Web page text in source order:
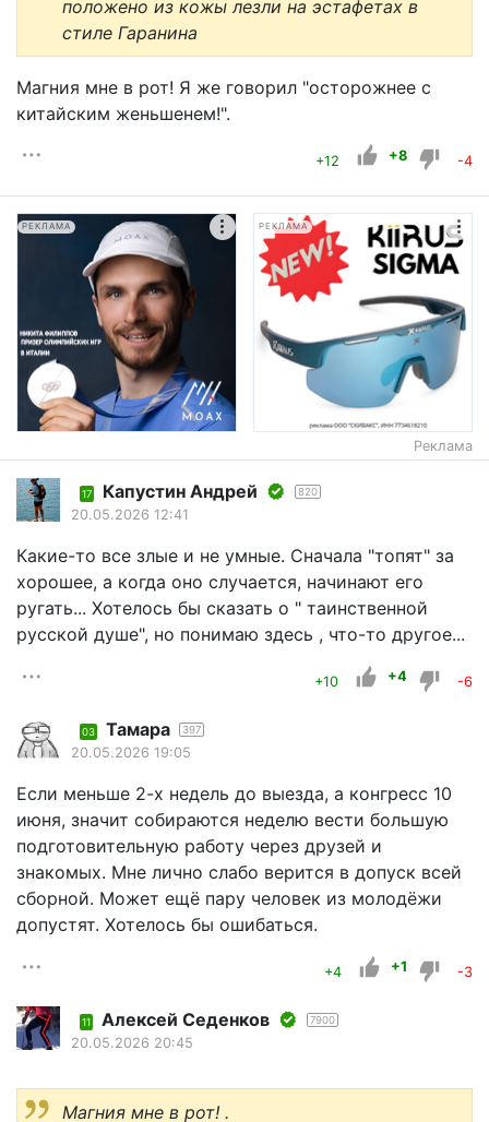
положено из кожы лезли на эстафетах в
стиле Гаранина
Магния мне в рот! Я же говорил "осторожнее с
китайским женьшенем!".
+12 +8 -4
РЕКЛАМА РЕКЛАМА
Реклама
17 Капустин Андрей 820
20.05.2026 12:41
Какие-то все злые и не умные. Сначала "топят" за
хорошее, а когда оно случается, начинают его
ругать... Хотелось бы сказать о " таинственной
русской душе", но понимаю здесь , что-то другое...
+10 +4 -6
03 Тамара 397
20.05.2026 19:05
Если меньше 2-х недель до выезда, а конгресс 10
июня, значит собираются неделю вести большую
подготовительную работу через друзей и
знакомых. Мне лично слабо верится в допуск всей
сборной. Может ещё пару человек из молодёжи
допустят. Хотелось бы ошибаться.
+4 +1 -3
11 Алексей Седенков 7900
20.05.2026 20:45
Магния мне в рот! .